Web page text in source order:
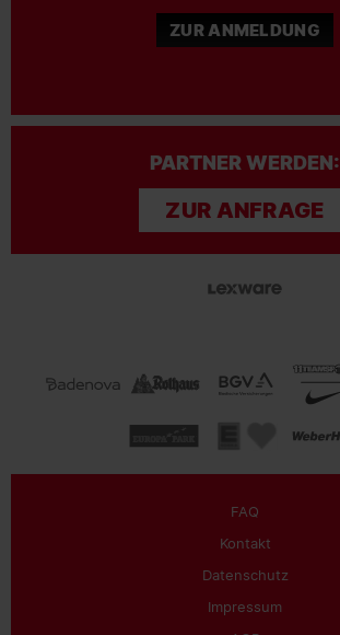
ZUR ANMELDUNG
PARTNER WERDEN:
ZUR ANFRAGE
FAQ
Kontakt
Datenschutz
Impressum